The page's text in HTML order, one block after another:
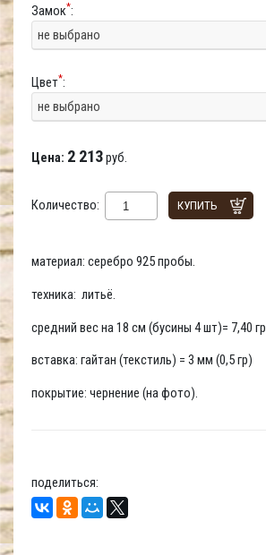
Замок*:
не выбрано
Цвет*:
не выбрано
Цена: 2 213руб.
Количество: КУПИТЬ
материал: серебро 925 пробы.
техника: литьё.
средний вес на 18 см (бусины 4 шт)= 7,40 гр.
вставка: гайтан (текстиль) = 3 мм (0,5 гр)
покрытие: чернение (на фото).
поделиться: